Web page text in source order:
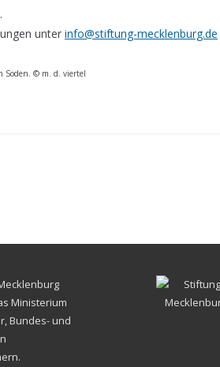
.
unter info@stiftung-mecklenburg.de
Soden. © m. d. viertel
Ministerium
Bundes- und